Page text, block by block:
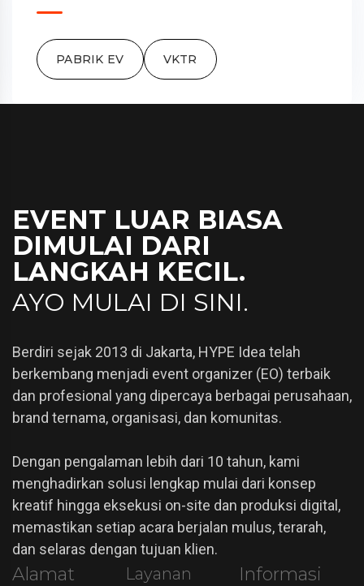
PABRIK EV VKTR
EVENT LUAR BIASA
DIMULAI DARI
LANGKAH KECIL.
AYO MULAI DI SINI.
Berdiri sejak 2013 di Jakarta, HYPE Idea telah
berkembang menjadi event organizer (EO) terbaik
dan profesional yang dipercaya berbagai perusahaan,
brand ternama, organisasi, dan komunitas.
Dengan pengalaman lebih dari 10 tahun, kami
menghadirkan solusi lengkap mulai dari konsep
kreatif hingga eksekusi on-site dan produksi digital,
memastikan setiap acara berjalan mulus, terarah,
dan selaras dengan tujuan klien.
Alamat
Layanan
Informasi